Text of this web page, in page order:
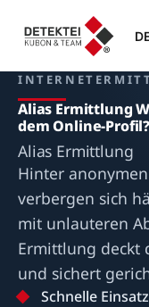
Alias Ermittlung
dem Online-Profil?
Alias Ermittlung
Hinter
verbergen sich
mit unlauteren
Ermittlung deckt
und sichert
Schnelle